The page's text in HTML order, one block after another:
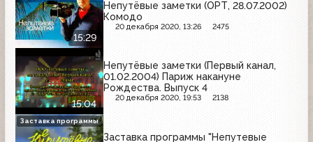
15:29
Непутёвые заметки (ОРТ, 28.07.2002)
Комодо
20 декабря 2020, 13:26 2475
15:04
Непутёвые заметки (Первый канал,
01.02.2004) Париж накануне
Рождества. Выпуск 4
20 декабря 2020, 19:53 2138
Заставка программы "Непутевые
Заставка программы